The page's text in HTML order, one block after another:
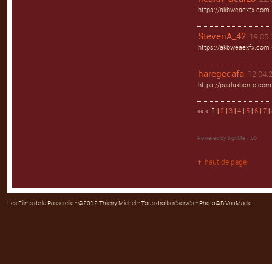
https://akbweaexfx.com
StevenA_42
https://akbweaexfx.com
haregecafa
https://
«« « 1 | 2 | 3 | 4 | 5 | 6 | 7 |
Powered by SignMe 1.55
haut de page
Les Films de la Passerelle:: ©2012 Thierry Michel :: Tous droits réservés :: Photo©B.VanMaele